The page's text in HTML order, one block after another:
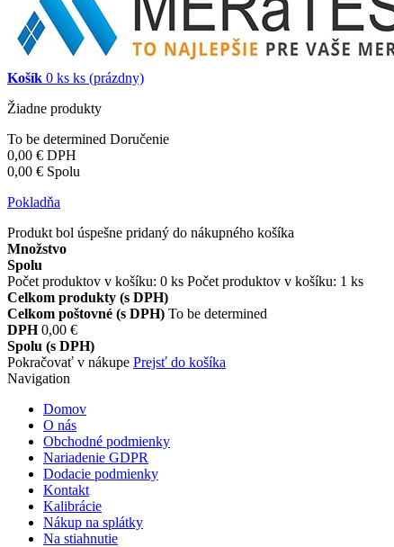
Košík 0 ks ks (prázdny)
Žiadne produkty
To be determined Doručenie
0,00 € DPH
0,00 € Spolu
Pokladňa
Produkt bol úspešne pridaný do nákupného košíka
Množstvo
Spolu
Počet produktov v košíku: 0 ks Počet produktov v košíku: 1 ks
Celkom produkty (s DPH)
Celkom poštovné (s DPH) To be determined
DPH 0,00 €
Spolu (s DPH)
Pokračovať v nákupe Prejsť do košíka
Navigation
Domov
O nás
Obchodné podmienky
Nariadenie GDPR
Dodacie podmienky
Kontakt
Kalibrácie
Nákup na splátky
Na stiahnutie